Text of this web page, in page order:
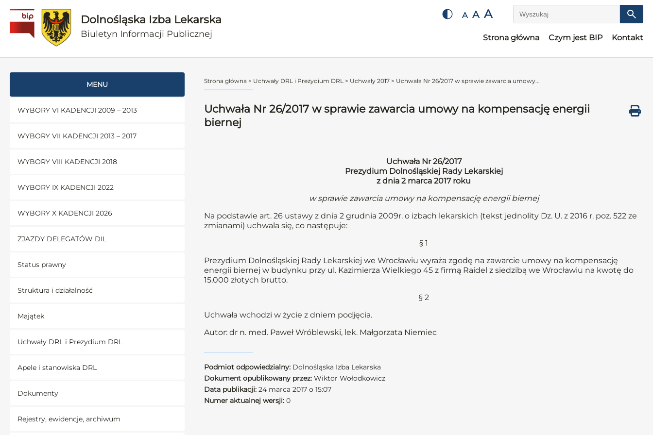
Dolnośląska Izba Lekarska
Biuletyn Informacji Publicznej
A A A Wyszukaj
Strona główna Czym jest BIP Kontakt
MENU
WYBORY VI KADENCJI 2009 – 2013
WYBORY VII KADENCJI 2013 – 2017
WYBORY VIII KADENCJI 2018
WYBORY IX KADENCJI 2022
WYBORY X KADENCJI 2026
ZJAZDY DELEGATÓW DIL
Status prawny
Struktura i działalność
Majątek
Uchwały DRL i Prezydium DRL
Apele i stanowiska DRL
Dokumenty
Rejestry, ewidencje, archiwum
Strona główna > Uchwały DRL i Prezydium DRL > Uchwały 2017 > Uchwała Nr 26/2017 w sprawie zawarcia umowy...
Uchwała Nr 26/2017 w sprawie zawarcia umowy na kompensację energii
biernej
Uchwała Nr 26/2017
Prezydium Dolnośląskiej Rady Lekarskiej
z dnia 2 marca 2017 roku
w sprawie zawarcia umowy na kompensację energii biernej
Na podstawie art. 26 ustawy z dnia 2 grudnia 2009r. o izbach lekarskich (tekst jednolity Dz. U. z 2016 r. poz. 522 ze
zmianami) uchwala się, co następuje:
§ 1
Prezydium Dolnośląskiej Rady Lekarskiej we Wrocławiu wyraża zgodę na zawarcie umowy na kompensację
energii biernej w budynku przy ul. Kazimierza Wielkiego 45 z firmą Raidel z siedzibą we Wrocławiu na kwotę do
15.000 złotych brutto.
§ 2
Uchwała wchodzi w życie z dniem podjęcia.
Autor: dr n. med. Paweł Wróblewski, lek. Małgorzata Niemiec
Podmiot odpowiedzialny: Dolnośląska Izba Lekarska
Dokument opublikowany przez: Wiktor Wołodkowicz
Data publikacji: 24 marca 2017 o 15:07
Numer aktualnej wersji: 0